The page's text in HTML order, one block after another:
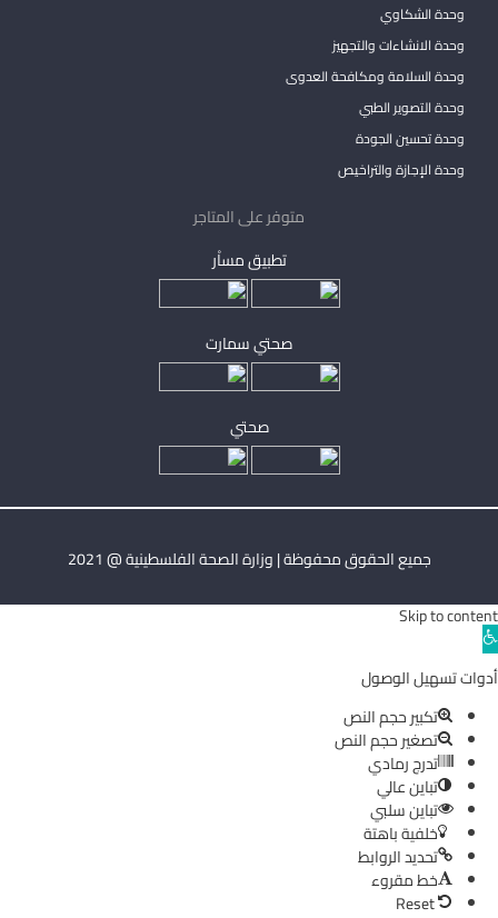
وحدة الشكاوي
وحدة الانشاءات والتجهيز
وحدة السلامة ومكافحة العدوى
وحدة التصوير الطبي
وحدة تحسين الجودة
وحدة الإجازة والتراخيص
متوفر على المتاجر
تطبيق مساْر
صحتي سمارت
صحتي
جميع الحقوق محفوظة | وزارة الصحة الفلسطينية @ 2021
Skip to content
Open
toolbar
أدوات تسهيل الوصول
تكبير حجم النص
تصغير حجم النص
تدرج رمادي
تباين عالي
تباين سلبي
خلفية باهتة
تحديد الروابط
خط مقروء
Reset